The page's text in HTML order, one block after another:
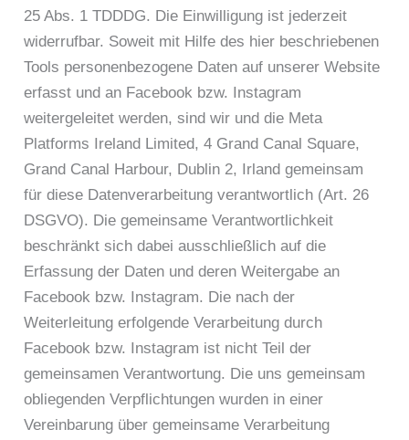
25 Abs. 1 TDDDG. Die Einwilligung ist jederzeit
widerrufbar. Soweit mit Hilfe des hier beschriebenen
Tools personenbezogene Daten auf unserer Website
erfasst und an Facebook bzw. Instagram
weitergeleitet werden, sind wir und die Meta
Platforms Ireland Limited, 4 Grand Canal Square,
Grand Canal Harbour, Dublin 2, Irland gemeinsam
für diese Datenverarbeitung verantwortlich (Art. 26
DSGVO). Die gemeinsame Verantwortlichkeit
beschränkt sich dabei ausschließlich auf die
Erfassung der Daten und deren Weitergabe an
Facebook bzw. Instagram. Die nach der
Weiterleitung erfolgende Verarbeitung durch
Facebook bzw. Instagram ist nicht Teil der
gemeinsamen Verantwortung. Die uns gemeinsam
obliegenden Verpflichtungen wurden in einer
Vereinbarung über gemeinsame Verarbeitung